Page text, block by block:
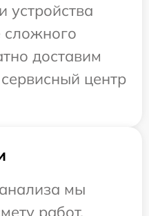
устройства
сложного
доставим
центр
мы
работ,